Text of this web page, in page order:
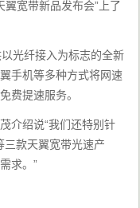
宽带新品发布会”上了
光纤接入为标志的全新
手机等多种方式将网速
费提速服务。
介绍说“我们还特别针
款天翼宽带光速产
求。”